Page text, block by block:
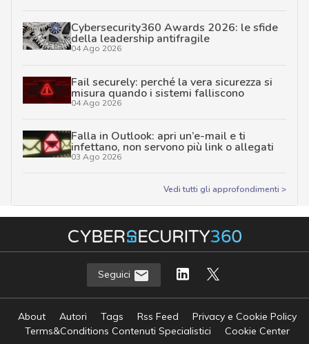
Cybersecurity360 Awards 2026: le sfide
della leadership antifragile
04 Ago 2026
Fail securely: perché la vera sicurezza si
misura quando i sistemi falliscono
04 Ago 2026
Falla in Outlook: apri un’e-mail e ti
infettano, non servono più link o allegati
03 Ago 2026
Vedi tutti gli approfondimenti >
Seguici
About Autori Tags Rss Feed
Privacy e Cookie Policy
Terms&Conditions Contenuti Specialistici
Cookie Center